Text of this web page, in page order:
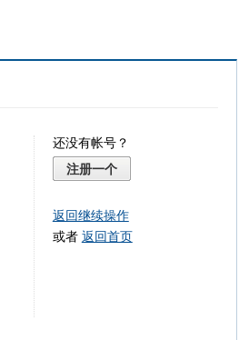
还没有帐号？
注册一个
返回继续操作
或者 返回首页